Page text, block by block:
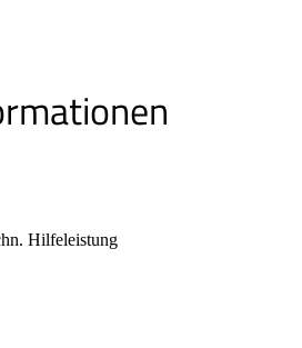
Hilfeleistung